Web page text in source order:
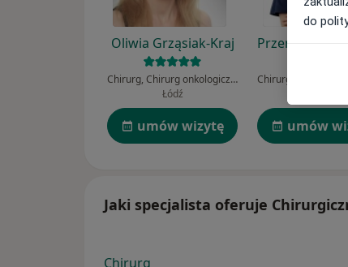
Oliwia Grząsiak-Kraj
Chirurg, Chirurg onkologiczny, Transplantolog
Łódź
umów wizytę
Przemysław
umów
Jaki specjalista oferuje
Chirurg
do